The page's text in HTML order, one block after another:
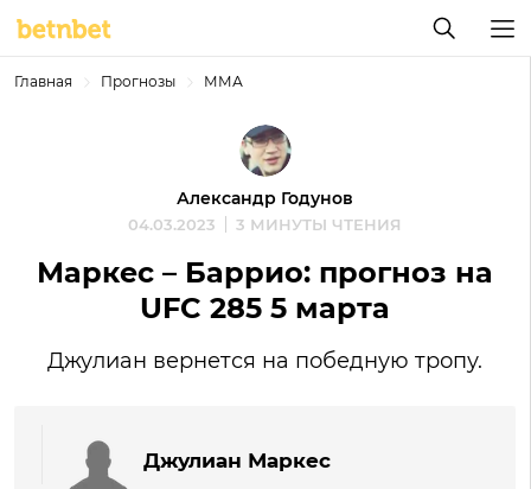
Главная Прогнозы ММА
Александр Годунов
04.03.2023 3 МИНУТЫ ЧТЕНИЯ
Маркес – Баррио: прогноз на
UFC 285 5 марта
Джулиан вернется на победную тропу.
Джулиан Маркес